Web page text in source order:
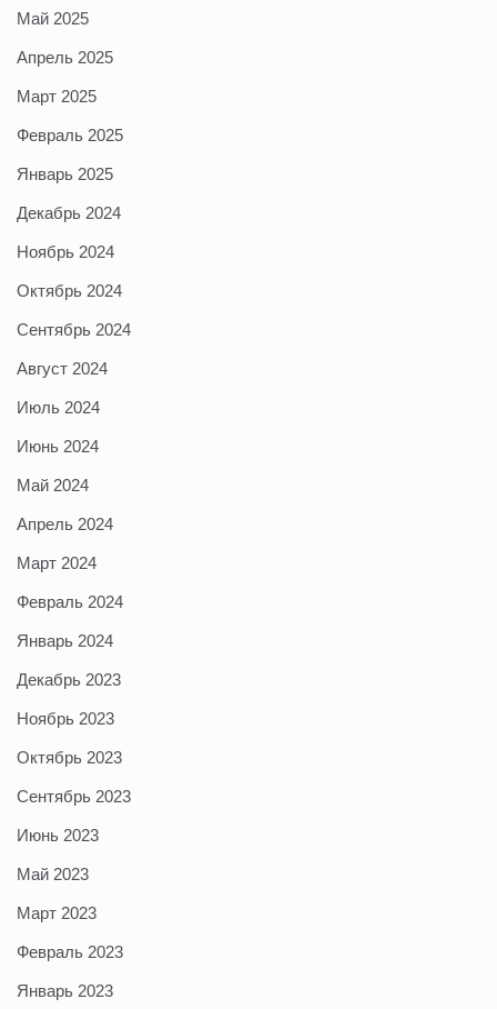
Май 2025
Апрель 2025
Март 2025
Февраль 2025
Январь 2025
Декабрь 2024
Ноябрь 2024
Октябрь 2024
Сентябрь 2024
Август 2024
Июль 2024
Июнь 2024
Май 2024
Апрель 2024
Март 2024
Февраль 2024
Январь 2024
Декабрь 2023
Ноябрь 2023
Октябрь 2023
Сентябрь 2023
Июнь 2023
Май 2023
Март 2023
Февраль 2023
Январь 2023